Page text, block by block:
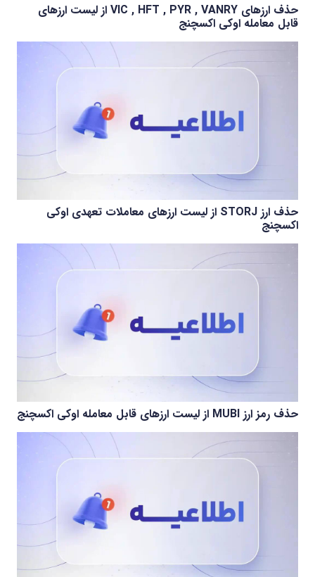
حذف ارزهای VIC , HFT , PYR , VANRY از لیست ارزهای
قابل معامله اوکی اکسچنج
حذف ارز STORJ از لیست ارزهای معاملات تعهدی اوکی
اکسچنج
حذف رمز ارز MUBI از لیست ارزهای قابل معامله اوکی اکسچنج